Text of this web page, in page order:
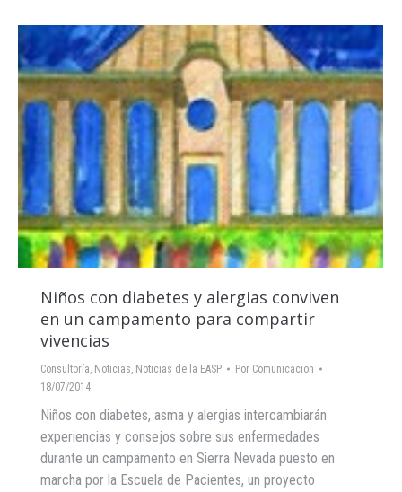
Niños con diabetes y alergias conviven
en un campamento para compartir
vivencias
Consultoría, Noticias, Noticias de la EASP Por Comunicacion
18/07/2014
Niños con diabetes, asma y alergias intercambiarán
experiencias y consejos sobre sus enfermedades
durante un campamento en Sierra Nevada puesto en
marcha por la Escuela de Pacientes, un proyecto